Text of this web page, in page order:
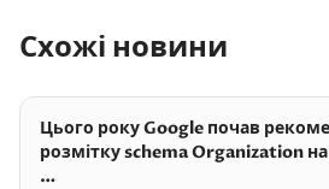
Схожі новини
Цього року Google почав
розмітку schema Organization
…